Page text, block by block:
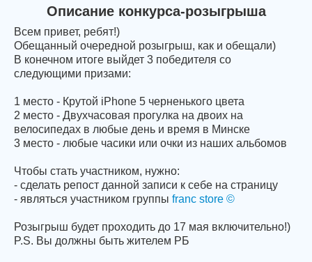
Описание конкурса-розыгрыша
Всем привет, ребят!)
Обещанный очередной розыгрыш, как и обещали)
В конечном итоге выйдет 3 победителя со
следующими призами:
1 место - Крутой iPhone 5 черненького цвета
2 место - Двухчасовая прогулка на двоих на
велосипедах в любые день и время в Минске
3 место - любые часики или очки из наших альбомов
Чтобы стать участником, нужно:
- сделать репост данной записи к себе на страницу
- являться участником группы franc store ©
Розыгрыш будет проходить до 17 мая включительно!)
P.S. Вы должны быть жителем РБ